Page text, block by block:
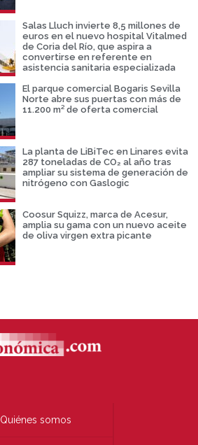
Salas Lluch invierte 8,5 millones de
euros en el nuevo hospital Vitalmed
de Coria del Río, que aspira a
convertirse en referente en
asistencia sanitaria especializada
El parque comercial Bogaris Sevilla
Norte abre sus puertas con más de
11.200 m² de oferta comercial
La planta de LiBiTec en Linares evita
287 toneladas de CO₂ al año tras
ampliar su sistema de generación de
nitrógeno con Gaslogic
Coosur Squizz, marca de Acesur,
amplia su gama con un nuevo aceite
de oliva virgen extra picante
Quiénes somos